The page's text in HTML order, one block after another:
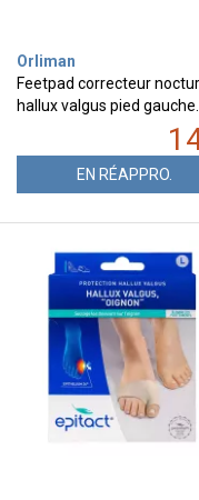
Orliman
Feetpad correcteur
hallux valgus pied gauche…
EN RÉAPPRO.